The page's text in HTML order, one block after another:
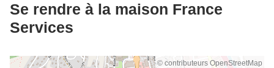
Se rendre à la maison France
Services
© contributeurs OpenStreetMap